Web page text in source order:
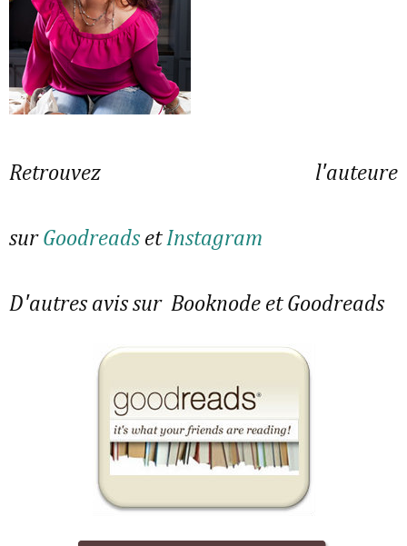
Retrouvez l'auteure
sur Goodreads etInstagram
D'autres avis sur Booknode et Goodreads